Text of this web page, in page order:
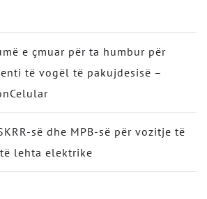
e çmuar për ta humbur për
të vogël të pakujdesisë –
së dhe MPB-së për vozitje të
lehta elektrike